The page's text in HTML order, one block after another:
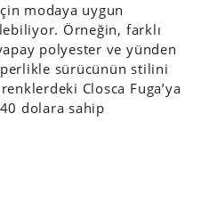
modaya uygun
Örneğin, farklı
polyester ve yünden
sürücünün stilini
Closca Fuga’ya
dolara sahip